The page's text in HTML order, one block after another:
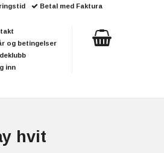
hvit
Betal med Faktura
og betingelser
inn